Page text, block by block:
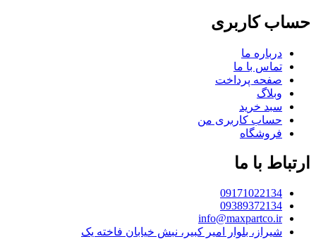
حساب کاربری
درباره ما
تماس با ما
صفحه پرداخت
وبلاگ
سبد خرید
حساب کاربری من
فروشگاه
ارتباط با ما
09171022134
09389372134
info@maxpartco.ir
شیراز، بلوار امیر کبیر، نبش خیابان فاخته یک